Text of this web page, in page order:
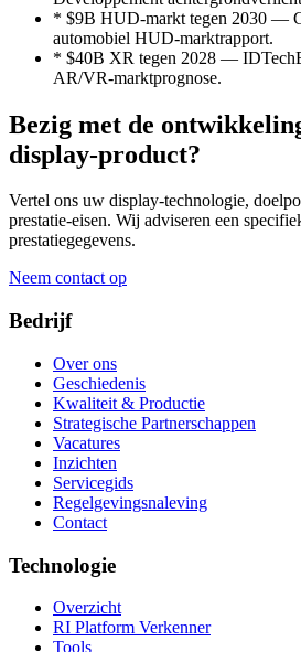
* $9B HUD-markt tegen 2030 —
automobiel HUD-marktrapport.
* $40B XR tegen 2028 —
AR/VR-marktprognose.
Bezig met de
display-product?
Vertel ons uw display-technologie,
prestatie-eisen. Wij adviseren een
prestatiegegevens.
Neem contact op
Bedrijf
Over ons
Geschiedenis
Kwaliteit & Productie
Strategische Partnerschappen
Vacatures
Inzichten
Servicegids
Regelgevingsnaleving
Contact
Technologie
Overzicht
RI Platform Verkenner
Tools